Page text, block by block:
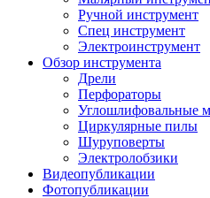
Ручной инструмент
Спец инструмент
Электроинструмент
Обзор инструмента
Дрели
Перфораторы
Углошлифовальные
Циркулярные пилы
Шуруповерты
Электролобзики
Видеопубликации
Фотопубликации